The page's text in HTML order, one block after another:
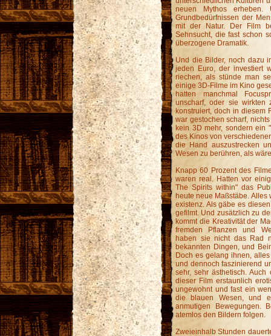
neuen Mythos
Grundbedürfnissen der
mit der Natur. Der Film
Sehnsucht, die fast schon
überzogene Dramatik.
Und die Bilder, noch dazu
jeden Euro, der investiert
riechen, als stünde man
einige 3D-Filme im Kino
hatten manchmal
unscharf, oder sie
konstruiert, doch in diesem
war gestochen scharf,
kein 3D mehr, sondern ein
des Kinos von
die Hand auszustrecken
Wesen zu berühren, als
Knapp 60 Prozent des
waren real. Hatten vor
The Spirits within" das
heute neue Maßstäbe.
existenz. Als gäbe es
gefilmt. Und zusätzlich zu
kommt die Kreativität der
fremden Pflanzen und
haben sie nicht das Rad
bekannten Dingen, und
Doch es gelang ihnen,
und dennoch faszinierend
sehr, sehr ästhetisch.
dieser Film erstaunlich
ungewohnt und fast ein
die blauen Wesen, und
anmutigen Bewegungen.
atemlos den Bildern folgen.
Zweieinhalb Stunden